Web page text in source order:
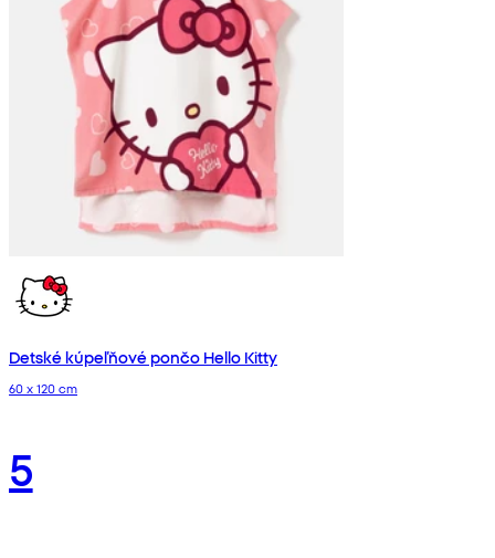
Detské kúpeľňové pončo Hello Kitty
60 x 120 cm
5